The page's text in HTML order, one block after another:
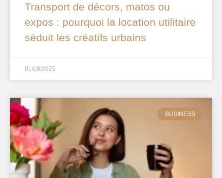
Transport de décors, matos ou
expos : pourquoi la location utilitaire
séduit les créatifs urbains
01/08/2025
BUSINESS